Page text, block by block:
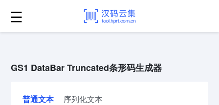
☰
GS1 DataBar Truncated条形码生成器
普通文本 序列化文本